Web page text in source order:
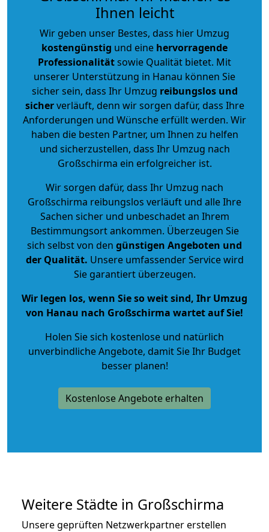
Ihnen leicht
Wir geben unser Bestes, dass hier Umzug
kostengünstig und eine hervorragende
Professionalitätsowie Qualität bietet. Mit
unserer Unterstützung in Hanau können Sie
sicher sein, dass Ihr Umzug reibungslos und
sicherverläuft, denn wir sorgen dafür, dass Ihre
Anforderungen und Wünsche erfüllt werden. Wir
haben die besten Partner, um Ihnen zu helfen
und sicherzustellen, dass Ihr Umzug nach
Großschirma ein erfolgreicher ist.
Wir sorgen dafür, dass Ihr Umzug nach
Großschirma reibungslos verläuft und alle Ihre
Sachen sicher und unbeschadet an Ihrem
Bestimmungsort ankommen. Überzeugen Sie
sich selbst von den günstigen Angeboten und
der Qualität. Unsere umfassender Service wird
Sie garantiert überzeugen.
Wir legen los, wenn Sie so weit sind, Ihr Umzug
von Hanau nach Großschirma wartet auf Sie!
Holen Sie sich kostenlose und natürlich
unverbindliche Angebote, damit Sie Ihr Budget
besser planen!
Kostenlose Angebote erhalten
Weitere Städte in Großschirma
Unsere geprüften Netzwerkpartner erstellen